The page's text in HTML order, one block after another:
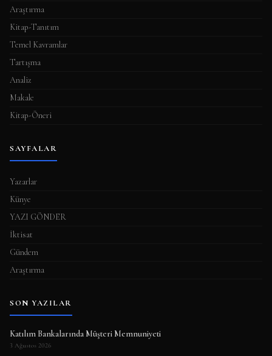
Araştırma
Kitap-Tanıtım
Temel Kavramlar
Tartışma
Analiz
Makale
Kitap-Öneri
SAYFALAR
Yazarlar
Künye
YAZI GÖNDER
İktisat
Gündem
Araştırma
SON YAZILAR
Katılım Bankalarında Müşteri Memnuniyeti
3 Ağustos 2026